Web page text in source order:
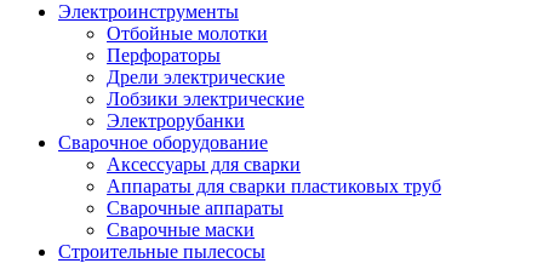
Электроинструменты
Отбойные молотки
Перфораторы
Дрели электрические
Лобзики электрические
Электрорубанки
Сварочное оборудование
Аксессуары для сварки
Аппараты для сварки пластиковых труб
Сварочные аппараты
Сварочные маски
Строительные пылесосы